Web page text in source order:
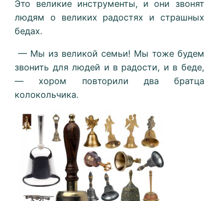
Это великие инструменты, и они звонят
людям о великих радостях и страшных
бедах.
— Мы из великой семьи! Мы тоже будем
звонить для людей и в радости, и в беде,
— хором повторили два братца
колокольчика.